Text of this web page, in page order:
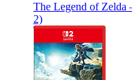
The Legend of Zelda
2)